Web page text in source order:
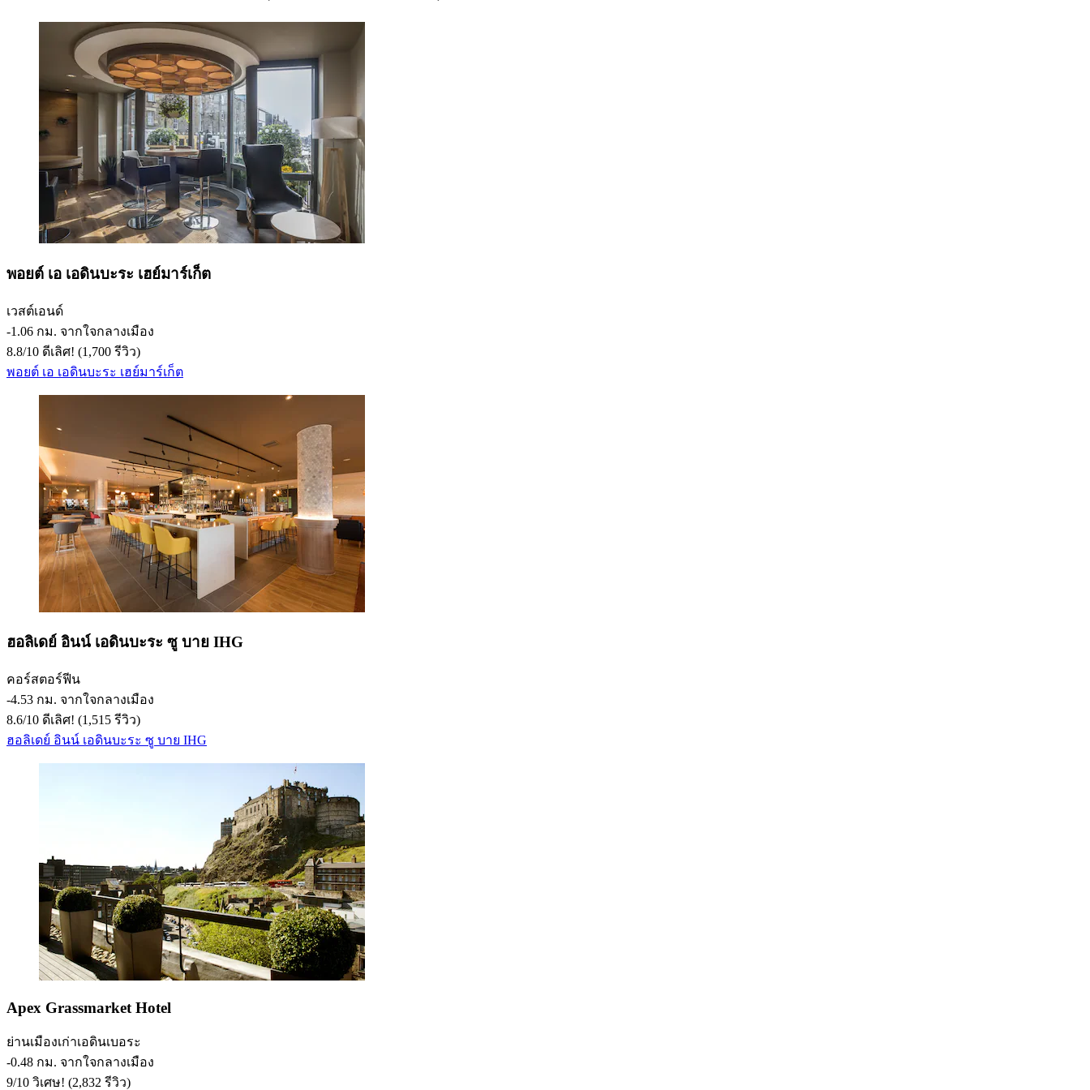
พอยต์ เอ เอดินบะระ เฮย์มาร์เก็ต
เวสต์เอนด์
‐1.06 กม. จากใจกลางเมือง
8.8/10 ดีเลิศ! (1,700 รีวิว)
พอยต์ เอ เอดินบะระ เฮย์มาร์เก็ต
ฮอลิเดย์ อินน์ เอดินบะระ ซู บาย IHG
คอร์สตอร์ฟีน
‐4.53 กม. จากใจกลางเมือง
8.6/10 ดีเลิศ! (1,515 รีวิว)
ฮอลิเดย์ อินน์ เอดินบะระ ซู บาย IHG
Apex Grassmarket Hotel
ย่านเมืองเก่าเอดินเบอระ
‐0.48 กม. จากใจกลางเมือง
9/10 วิเศษ! (2,832 รีวิว)